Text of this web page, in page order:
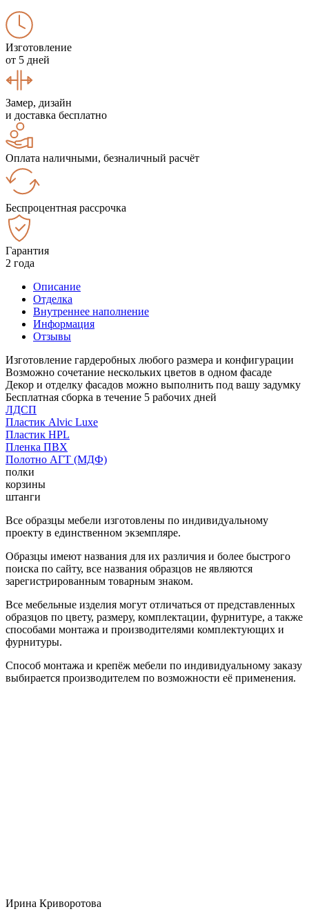
Изготовление
от 5 дней
Замер, дизайн
и доставка бесплатно
Оплата наличными, безналичный расчёт
Беспроцентная рассрочка
Гарантия
2 года
Описание
Отделка
Внутреннее наполнение
Информация
Отзывы
Изготовление гардеробных любого размера и конфигурации
Возможно сочетание нескольких цветов в одном фасаде
Декор и отделку фасадов можно выполнить под вашу задумку
Бесплатная сборка в течение 5 рабочих дней
ЛДСП
Пластик Alvic Luxe
Пластик HPL
Пленка ПВХ
Полотно АГТ (МДФ)
полки
корзины
штанги
Все образцы мебели изготовлены по индивидуальному
проекту в единственном экземпляре.
Образцы имеют названия для их различия и более быстрого
поиска по сайту, все названия образцов не являются
зарегистрированным товарным знаком.
Все мебельные изделия могут отличаться от представленных
образцов по цвету, размеру, комплектации, фурнитуре, а также
способами монтажа и производителями комплектующих и
фурнитуры.
Способ монтажа и крепёж мебели по индивидуальному заказу
выбирается производителем по возможности её применения.
Ирина Криворотова